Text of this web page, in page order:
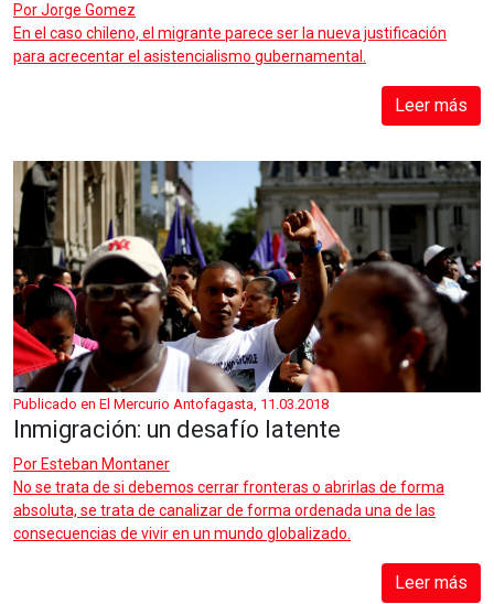
PorJorge Gomez
En el caso chileno, el migrante parece ser la nueva justificación
para acrecentar el asistencialismo gubernamental.
Leer más
Publicado en El Mercurio Antofagasta, 11.03.2018
Inmigración: un desafío latente
Por Esteban Montaner
No se trata de si debemos cerrar fronteras o abrirlas de forma
absoluta, se trata de canalizar de forma ordenada una de las
consecuencias de vivir en un mundo globalizado.
Leer más